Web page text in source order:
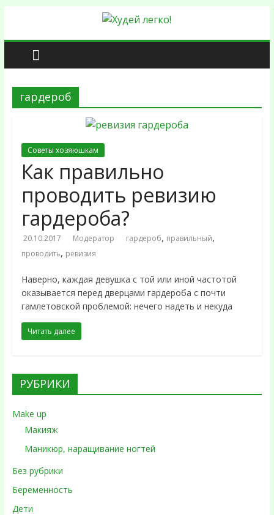
гардероб
Советы хозяюшкам
Как правильно
проводить ревизию
гардероба?
20.10.2017 Модератор гардероб, правильный,
проводить, ревизия
Наверно, каждая девушка с той или иной частотой
оказывается перед дверцами гардероба с почти
гамлетовской проблемой: нечего надеть и некуда
Читать далее
РУБРИКИ
Make up
Макияж
Маникюр, наращивание ногтей
Без рубрики
Беременность
Дети